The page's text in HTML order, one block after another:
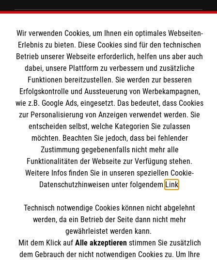
Angebote und Leistungen
Unsere Kurse
Mitarbeiten
Wir Malteser
Informationen
Kontakt
Impressum
Datenschutz
Malteser online
Malteserorden
Malteser Jugend
Malteser International
Sharepoint
Spendenkonto
Empfänger: Malteser Hilfsdienst e.V.
BIC: GENODED1AAC
Aachener Bank eG
Soziale Netzwerke
Der Malteser Hilfsdienst e.V. ist als eingetragene
Wir verwenden Cookies, um Ihnen ein optimales Webseiten-
Erlebnis zu bieten. Diese Cookies sind für den technischen
Betrieb unserer Webseite erforderlich, helfen uns aber auch
dabei, unsere Plattform zu verbessern und zusätzliche
Funktionen bereitzustellen. Sie werden zur besseren
Erfolgskontrolle und Aussteuerung von Werbekampagnen,
wie z.B. Google Ads, eingesetzt. Das bedeutet, dass Cookies
zur Personalisierung von Anzeigen verwendet werden. Sie
entscheiden selbst, welche Kategorien Sie zulassen
möchten. Beachten Sie jedoch, dass bei fehlender
Zustimmung gegebenenfalls nicht mehr alle
Funktionalitäten der Webseite zur Verfügung stehen.
Weitere Infos finden Sie in unseren speziellen Cookie-
Datenschutzhinweisen unter folgendem Link.
Technisch notwendige Cookies können nicht abgelehnt
werden, da ein Betrieb der Seite dann nicht mehr
gewährleistet werden kann.
Mit dem Klick auf Alle akzeptierenstimmen Sie zusätzlich
dem Gebrauch der nicht notwendigen Cookies zu. Um Ihre